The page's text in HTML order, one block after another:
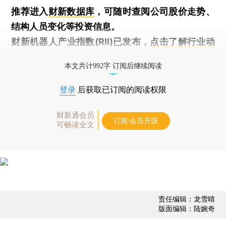
推荐进入财新数据库 ，可随时查阅公司股价走势、
结构人员变化等投资信息。
财新机器人产业指数(RII)已发布， 点击了解行业动
本文共计992字 订阅后继续阅读
登录 后获取已订阅的阅读权限
财新通会员
可畅读全文
订阅/会员升级
责任编辑：龙雪晴
版面编辑：陆婉奇